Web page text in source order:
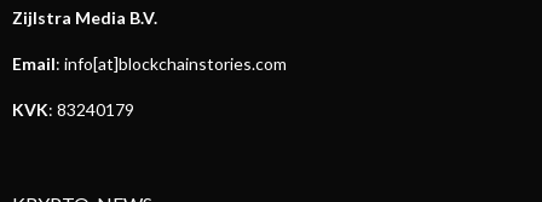
Zijlstra Media B.V.
Email: info[at]blockchainstories.com
KVK: 83240179